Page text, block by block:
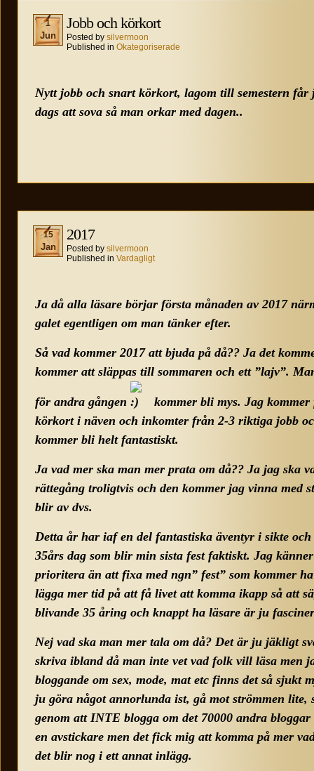
1
Jun
Jobb och körkort
Posted by silvermoon
Published in Okategoriserade
Nytt jobb och snart körkort, lagom till semestern får
dags att sova så man orkar med dagen..
15
Jan
2017
Posted by silvermoon
Published in Vardagligt
Ja då alla läsare börjar första månaden av 2017
galet egentligen om man tänker efter.
Så vad kommer 2017 att bjuda på då?? Ja det
kommer att släppas till sommaren och ett ”lajv”.
för andra gången
kommer bli mys. Jag
körkort i näven och inkomter från 2-3 riktiga jobb
kommer bli helt fantastiskt.
Ja vad mer ska man mer prata om då?? Ja jag ska
rättegång troligtvis och den kommer jag vinna med
blir av dvs.
Detta år har iaf en del fantastiska äventyr i sikte
35års dag som blir min sista fest faktiskt. Jag
prioritera än att fixa med ngn” fest” som kommer
lägga mer tid på att få livet att komma ikapp så att
blivande 35 åring och knappt ha läsare är ju
Nej vad ska man mer tala om då? Det är ju jäkligt
skriva ibland då man inte vet vad folk vill läsa men
bloggande om sex, mode, mat etc finns det så sjukt
ju göra något annorlunda ist, gå mot strömmen lite,
genom att INTE blogga om det 70000 andra
en avstickare men det fick mig att komma på mer
det blir nog i ett annat inlägg.